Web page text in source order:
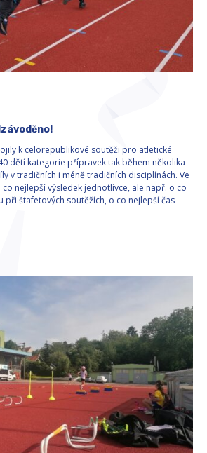
k celorepublikové soutěži pro atletické
dětí kategorie přípravek tak během několika
v tradičních i méně tradičních disciplínách. Ve
nejlepší výsledek jednotlivce, ale např. o co
při štafetových soutěžích, o co nejlepší čas